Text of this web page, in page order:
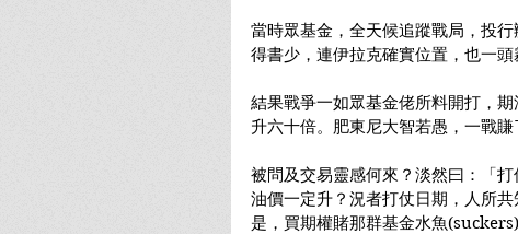
當時眾基金，全天候追蹤戰局，投
得書少，連伊拉克確實位置，也一
結果戰爭一如眾基金佬所料開打，
升六十倍。肥東尼大智若愚，一戰賺
被問及交易靈感何來？淡然曰：「
油價一定升？況者打仗日期，人所
是，買期權賭那群基金水魚